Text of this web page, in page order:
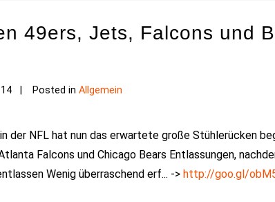
49ers, Jets, Falcons und
Posted inAllgemein
der NFL hat nun das erwartete große Stühlerücken
Falcons und Chicago Bears Entlassungen,
Wenig überraschend erf... ->http://goo.gl/